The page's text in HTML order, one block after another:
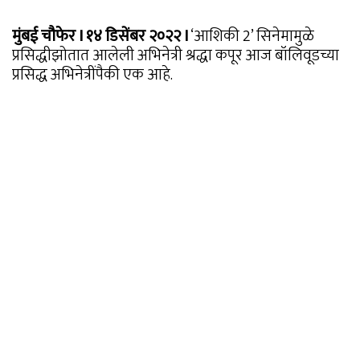
मुंबई चौफेर I १४ डिसेंबर २०२२ I‘आशिकी 2’ सिनेमामुळे
प्रसिद्धीझोतात आलेली अभिनेत्री श्रद्धा कपूर आज बॉलिवूडच्या
प्रसिद्ध अभिनेत्रींपैकी एक आहे.